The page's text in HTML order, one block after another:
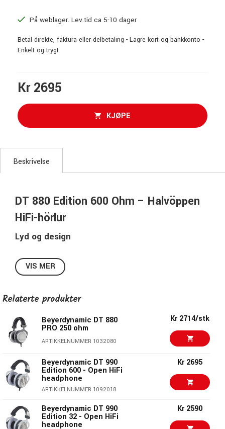
På weblager. Lev.tid ca 5-10 dager
Betal direkte, faktura eller delbetaling - Lagre kort og bankkonto -
Enkelt og trygt
Kr 2695
KJØPE
Beskrivelse
DT 880 Edition 600 Ohm – Halvöppen
HiFi-hörlur
Lyd og design
utviklet for audiofile og profesjonelle brukere. Den höye
impedansen krever en kraftig hörlursforsterker for å
balanserte h&oslig;o og lave frekvenser samt en tydelig og
Bruksområde
selv ved lengre bruk. Den halvöppne designen tillater noe
lydgjennomslipp, noe som bidrar til en naturlig lydopplevelse
og samtidig demper omgivelsesstøy mer enn helt åpne
Komfort og konstruksjon
VIS MER
Relaterte produkter
Beyerdynamic DT 880
PRO 250 ohm
ARTIKKELNUMMER 1032080
Kr 2714/stk
Beyerdynamic DT 990
Edition 600 - Open HiFi
headphone
ARTIKKELNUMMER 1092018
Kr 2695
Beyerdynamic DT 990
Edition 32 - Open HiFi
headphone
Kr 2590